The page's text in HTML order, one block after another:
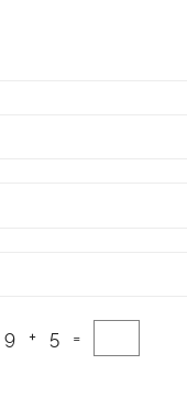
9 + 5 =